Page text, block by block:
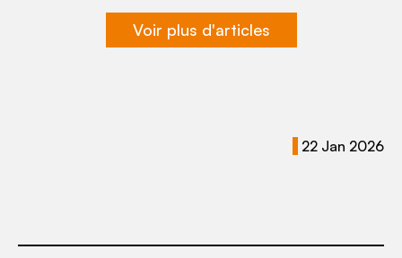
Voir plus d'articles
22 Jan 2026